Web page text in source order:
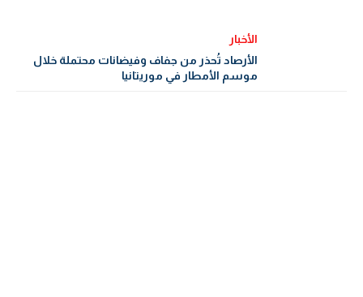
الأخبار
الأرصاد تُحذر من جفاف وفيضانات محتملة خلال
موسم الأمطار في موريتانيا